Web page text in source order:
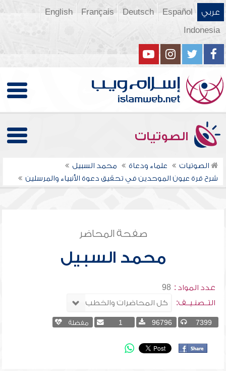
عربي Español
Deutsch
Français
English
Indonesia
الصوتيات
الصوتيات علماء ودعاة
محمد السبيل
شرح قرة عيون الموحدين في تحقيق دعوة الأنبياء والمرسلين
صفحة المحاضر
محمد السبيل
عدد المواد : 98
التــصنـيــف:
7399
96796
1 مفضلة